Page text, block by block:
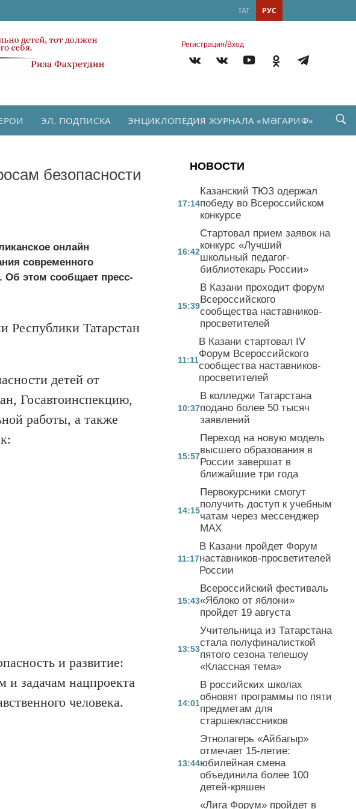
РУС
ТАТ
Регистрация/Вход
ЭЛ. ПОДПИСКА ЭНЦИКЛОПЕДИЯ ЖУРНАЛА «МӘГАРИФ»
безопасности
онлайн
современного
Об этом сообщает пресс-
Республики Татарстан
детей от
Госавтоинспекцию,
работы, а также
и развитие:
и задачам нацпроекта
человека.
НОВОСТИ
17:14
Казанский ТЮЗ одержал
победу во Всероссийском
конкурсе
16:42
Стартовал прием заявок на
конкурс «Лучший
школьный педагог-
библиотекарь России»
15:39
В Казани проходит форум
Всероссийского
сообщества наставников-
просветителей
11:11
В Казани стартовал IV
Форум Всероссийского
сообщества наставников-
просветителей
10:37
В колледжи Татарстана
подано более 50 тысяч
заявлений
15:57
Переход на новую модель
высшего образования в
России завершат в
ближайшие три года
14:15
Первокурсники смогут
получить доступ к учебным
чатам через мессенджер
MAX
11:17
В Казани пройдет Форум
наставников-просветителей
России
15:43
Всероссийский фестиваль
«Яблоко от яблони»
пройдет 19 августа
13:53
Учительница из Татарстана
стала полуфиналисткой
пятого сезона телешоу
«Классная тема»
14:01
В российских школах
обновят программы по пяти
предметам для
старшеклассников
13:44
Этнолагерь «Айбагыр»
отмечает 15-летие:
юбилейная смена
объединила более 100
детей-кряшен
«Лига Форум» пройдет в